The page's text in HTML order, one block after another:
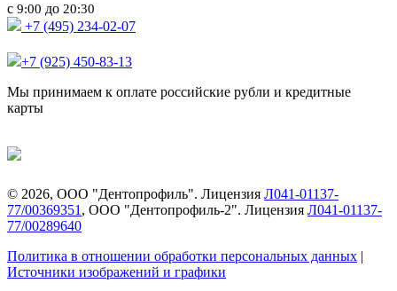
с 9:00 до 20:30
+7 (495) 234-02-07
+7 (925) 450-83-13
Мы принимаем к оплате российские рубли и кредитные
карты
© 2026, ООО "Дентопрофиль". Лицензия Л041-01137-
77/00369351 , ООО "Дентопрофиль-2". Лицензия Л041-01137-
77/00289640
Политика в отношении обработки персональных данных |
Источники изображений и графики